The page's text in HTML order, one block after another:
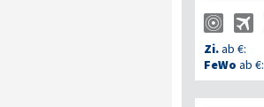
Zi.ab €:
FeWo ab €: